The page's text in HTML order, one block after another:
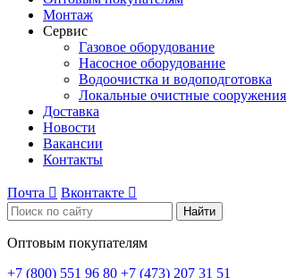
Монтаж
Сервис
Газовое оборудование
Насосное оборудование
Водоочистка и водоподготовка
Локальные очистные сооружения
Доставка
Новости
Вакансии
Контакты
Почта  Вконтакте 
Найти
Оптовым покупателям
+7 (800) 551 96 80 +7 (473) 207 31 51